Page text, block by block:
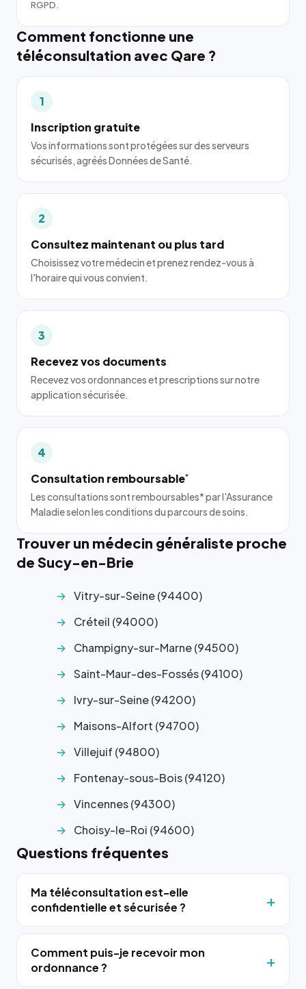
RGPD.
Comment fonctionne une
téléconsultation avec Qare ?
1
Inscription gratuite
Vos informations sont protégées sur des serveurs
sécurisés, agréés Données de Santé.
2
Consultez maintenant ou plus tard
Choisissez votre médecin et prenez rendez-vous à
l'horaire qui vous convient.
3
Recevez vos documents
Recevez vos ordonnances et prescriptions sur notre
application sécurisée.
4
Consultation remboursable*
Les consultations sont remboursables* par l'Assurance
Maladie selon les conditions du parcours de soins.
Trouver un médecin généraliste proche
de Sucy-en-Brie
Vitry-sur-Seine (94400)
Créteil (94000)
Champigny-sur-Marne (94500)
Saint-Maur-des-Fossés (94100)
Ivry-sur-Seine (94200)
Maisons-Alfort (94700)
Villejuif (94800)
Fontenay-sous-Bois (94120)
Vincennes (94300)
Choisy-le-Roi (94600)
Questions fréquentes
Ma téléconsultation est-elle
confidentielle et sécurisée ?
Comment puis-je recevoir mon
ordonnance ?